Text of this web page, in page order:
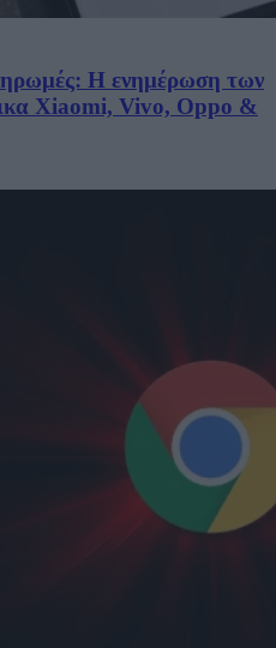
Η ενημέρωση των
Xiaomi, Vivo, Oppo &